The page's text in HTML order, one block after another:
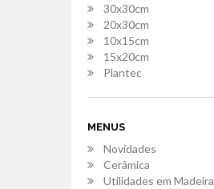
30x30cm
20x30cm
10x15cm
15x20cm
Plantec
MENUS
Novidades
Cerâmica
Utilidades em Madeira